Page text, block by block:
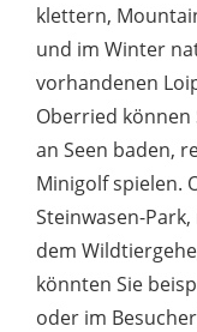
klettern,
und im Winter
vorhandenen
Oberried können
an Seen baden,
Minigolf spielen.
Steinwasen-
dem
könnten Sie
oder im